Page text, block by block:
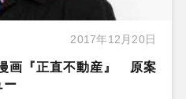
2017年12月20日
画『正直不動産』 原案
ー